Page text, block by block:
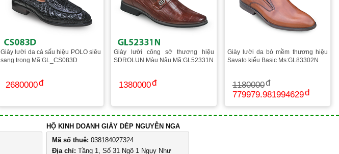
Giày lười da cá sấu hiệu POLO siêu
sang trọng Mã:GL_CS083D
2680000
Giày lười công sở thương hiệu
SDROLUN Màu Nâu Mã:GL52331N
1380000
Giày lười da bò mềm thương hiệu
Savato kiểu Basic Ms:GL83302N
1180000
779979.981994629
HỘ KINH DOANH GIÀY DÉP NGUYỄN NGA
Mã số thuê: 038184027324
Địa chỉ: Tầng 1, Số 31 Ngõ 1 Ngụy Như